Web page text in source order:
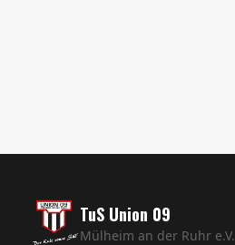
TuS Union 09
Mülheim an der Ruhr e.V.